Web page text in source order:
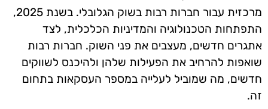
מרכזית עבור חברות רבות בשוק הגלובלי. בשנת 2025,
התפתחות הטכנולוגיה והמדיניות הכלכלית, לצד
אתגרים חדשים, מעצבים את פני השוק. חברות רבות
שואפות להרחיב את הפעילות שלהן ולהיכנס לשווקים
חדשים, מה שמוביל לעלייה במספר העסקאות בתחום
זה.